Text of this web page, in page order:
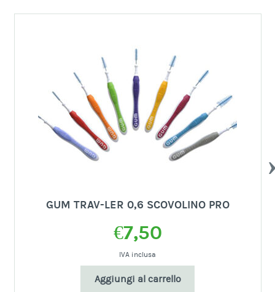
GUM TRAV-LER 0,6 SCOVOLINO PRO
€7,50
IVA inclusa
Aggiungi al carrello